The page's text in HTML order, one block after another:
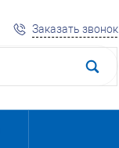
Заказать звонок